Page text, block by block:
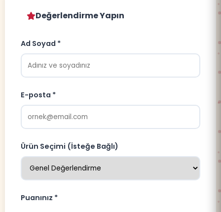
Değerlendirme Yapın
Ad Soyad *
E-posta *
Ürün Seçimi (İsteğe Bağlı)
Puanınız *